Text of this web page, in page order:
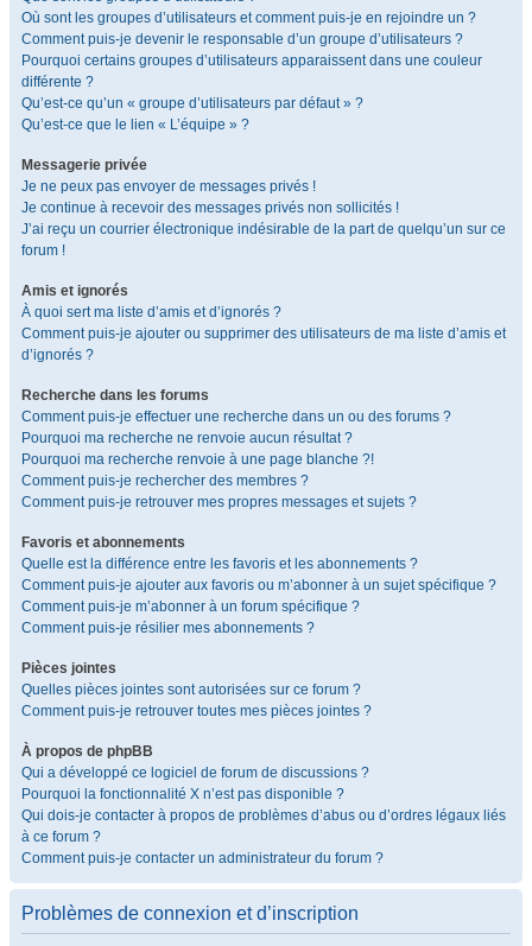
Où sont les groupes d’utilisateurs et comment puis-je en rejoindre un ?
Comment puis-je devenir le responsable d’un groupe d’utilisateurs ?
Pourquoi certains groupes d’utilisateurs apparaissent dans une couleur
différente ?
Qu’est-ce qu’un « groupe d’utilisateurs par défaut » ?
Qu’est-ce que le lien « L’équipe » ?
Messagerie privée
Je ne peux pas envoyer de messages privés !
Je continue à recevoir des messages privés non sollicités !
J’ai reçu un courrier électronique indésirable de la part de quelqu’un sur ce
forum !
Amis et ignorés
À quoi sert ma liste d’amis et d’ignorés ?
Comment puis-je ajouter ou supprimer des utilisateurs de ma liste d’amis et
d’ignorés ?
Recherche dans les forums
Comment puis-je effectuer une recherche dans un ou des forums ?
Pourquoi ma recherche ne renvoie aucun résultat ?
Pourquoi ma recherche renvoie à une page blanche ?!
Comment puis-je rechercher des membres ?
Comment puis-je retrouver mes propres messages et sujets ?
Favoris et abonnements
Quelle est la différence entre les favoris et les abonnements ?
Comment puis-je ajouter aux favoris ou m’abonner à un sujet spécifique ?
Comment puis-je m’abonner à un forum spécifique ?
Comment puis-je résilier mes abonnements ?
Pièces jointes
Quelles pièces jointes sont autorisées sur ce forum ?
Comment puis-je retrouver toutes mes pièces jointes ?
À propos de phpBB
Qui a développé ce logiciel de forum de discussions ?
Pourquoi la fonctionnalité X n’est pas disponible ?
Qui dois-je contacter à propos de problèmes d’abus ou d’ordres légaux liés
à ce forum ?
Comment puis-je contacter un administrateur du forum ?
Problèmes de connexion et d’inscription